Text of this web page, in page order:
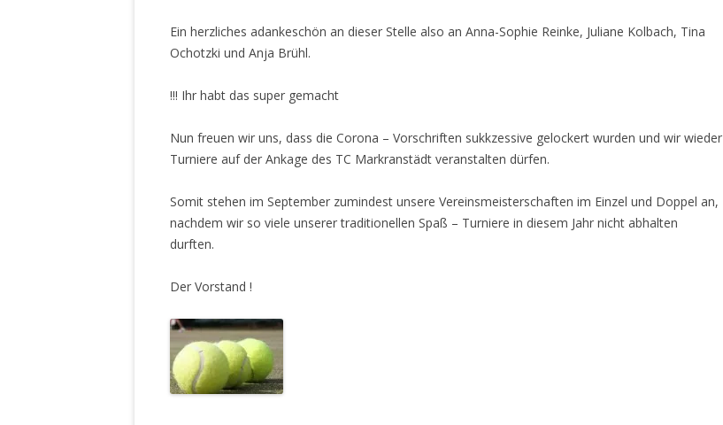
Ein herzliches adankeschön an dieser Stelle also an Anna-Sophie Reinke, Juliane Kolbach, Tina
Ochotzki und Anja Brühl.
Ihr habt das super gemacht !!!
Nun freuen wir uns, dass die Corona – Vorschriften sukkzessive gelockert wurden und wir wieder
Turniere auf der Ankage des TC Markranstädt veranstalten dürfen.
Somit stehen im September zumindest unsere Vereinsmeisterschaften im Einzel und Doppel an,
nachdem wir so viele unserer traditionellen Spaß – Turniere in diesem Jahr nicht abhalten
durften.
Der Vorstand !